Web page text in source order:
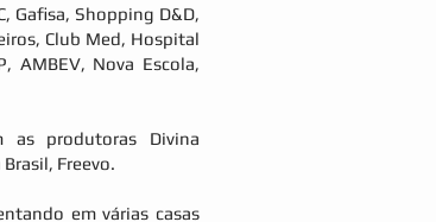
Gafisa, Shopping D&D,
Club Med, Hospital
AMBEV, Nova Escola,
as produtoras Divina
Freevo.
em várias casas